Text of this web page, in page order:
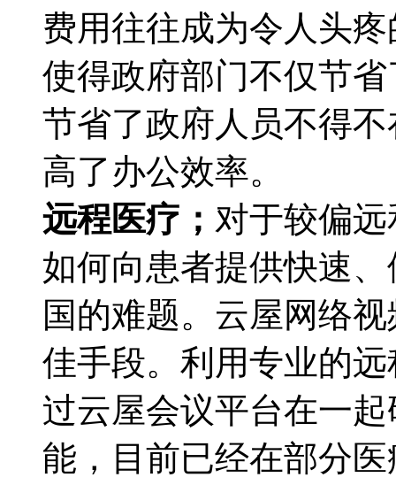
费用往往成为令人头
使得政府部门不仅节
节省了政府人员不得
高了办公效率。
远程医疗； 对于较偏
如何向患者提供快速
国的难题。云屋网络
佳手段。利用专业的
过云屋会议平台在一
能，目前已经在部分